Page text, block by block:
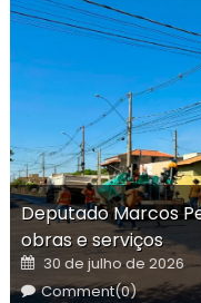
Deputado Marcos
obras e serviços
Posted
on
30 de julho de 2026
Comment(0)